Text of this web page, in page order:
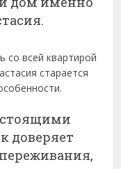
со всей квартирой
старается
доверяет